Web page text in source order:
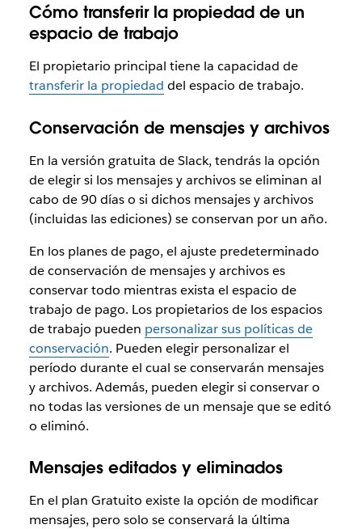
Cómo transferir la propiedad de un
espacio de trabajo
El propietario principal tiene la capacidad de
transferir la propiedad del espacio de trabajo.
Conservación de mensajes y archivos
En la versión gratuita de Slack, tendrás la opción
de elegir si los mensajes y archivos se eliminan al
cabo de 90 días o si dichos mensajes y archivos
(incluidas las ediciones) se conservan por un año.
En los planes de pago, el ajuste predeterminado
de conservación de mensajes y archivos es
conservar todo mientras exista el espacio de
trabajo de pago. Los propietarios de los espacios
de trabajo pueden personalizar sus políticas de
conservación. Pueden elegir personalizar el
período durante el cual se conservarán mensajes
y archivos. Además, pueden elegir si conservar o
no todas las versiones de un mensaje que se editó
o eliminó.
Mensajes editados y eliminados
En el plan Gratuito existe la opción de modificar
mensajes, pero solo se conservará la última